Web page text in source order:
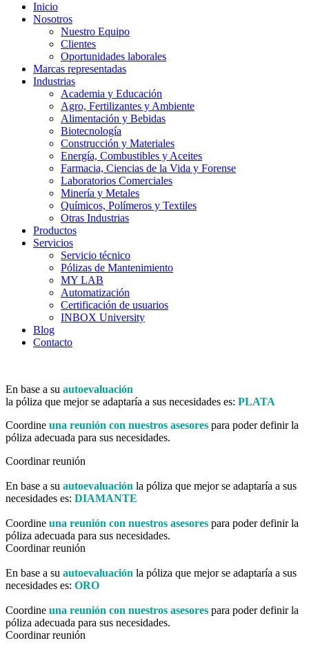
Inicio
Nosotros
Nuestro Equipo
Clientes
Oportunidades laborales
Marcas representadas
Industrias
Academia y Educación
Agro, Fertilizantes y Ambiente
Alimentación y Bebidas
Biotecnología
Construcción y Materiales
Energía, Combustibles y Aceites
Farmacia, Ciencias de la Vida y Forense
Laboratorios Comerciales
Minería y Metales
Químicos, Polímeros y Textiles
Otras Industrias
Productos
Servicios
Servicio técnico
Pólizas de Mantenimiento
MY LAB
Automatización
Certificación de usuarios
INBOX University
Blog
Contacto
En base a su autoevaluación
la póliza que mejor se adaptaría a sus necesidades es: PLATA
Coordine una reunión con nuestros asesores para poder definir la
póliza adecuada para sus necesidades.
Coordinar reunión
En base a su autoevaluación la póliza que mejor se adaptaría a sus
necesidades es: DIAMANTE
Coordine una reunión con nuestros asesores para poder definir la
póliza adecuada para sus necesidades.
Coordinar reunión
En base a su autoevaluación la póliza que mejor se adaptaría a sus
necesidades es: ORO
Coordine una reunión con nuestros asesores para poder definir la
póliza adecuada para sus necesidades.
Coordinar reunión